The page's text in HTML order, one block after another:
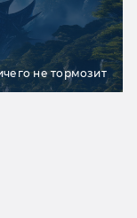
не тормозит